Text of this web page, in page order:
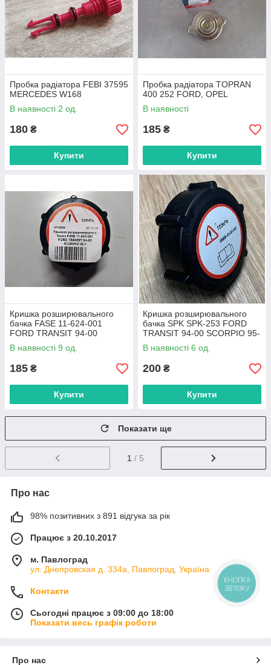
Пробка радіатора FEBI 37595
MERCEDES W168
В наявності 2 од.
180 ₴
Купити
Пробка радіатора TOPRAN
400 252 FORD, OPEL
В наявності
185 ₴
Купити
Кришка розширювального
бачка FASE 11-624-001
FORD TRANSIT 94-00
SCORPIO 95->
В наявності 9 од.
185 ₴
Купити
Кришка розширювального
бачка SPK SPK-253 FORD
TRANSIT 94-00 SCORPIO 95-
>
В наявності 6 од.
200 ₴
Купити
Показати ще
1 / 5
Про нас
98% позитивних з 891 відгука за рік
Працює з 20.10.2017
м. Павлоград
ул. Днепровская д. 334а, Павлоград, Україна
Контакти
Сьогодні працює з 09:00 до 18:00
Показати весь графік роботи
Про нас
КНОПКА
ЗВ'ЯЗКУ